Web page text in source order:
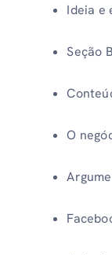
Ideia e
Seção
O